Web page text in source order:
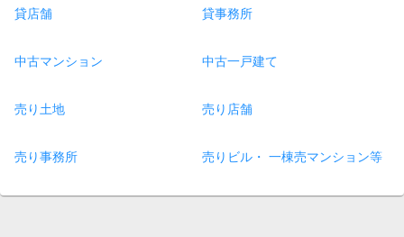
貸店舗 貸事務所
中古マンション 中古一戸建て
売り土地 売り店舗
売り事務所 売りビル・ 一棟売マンション等